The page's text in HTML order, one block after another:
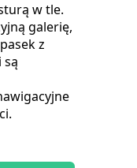
w tle.
galerię,
z
są